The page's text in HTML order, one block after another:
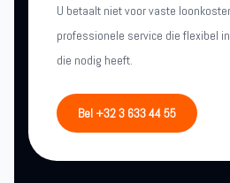
U betaalt niet voor vaste
professionele service die flexibel
die nodig heeft.
Bel +32 3 633 44 55